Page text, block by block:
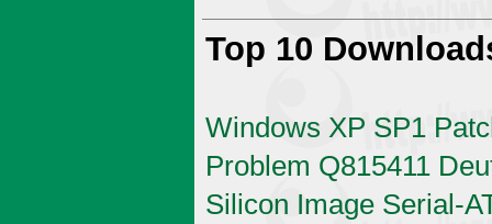
Top 10
Windows XP SP1
Problem Q815411
Silicon Image Serial-